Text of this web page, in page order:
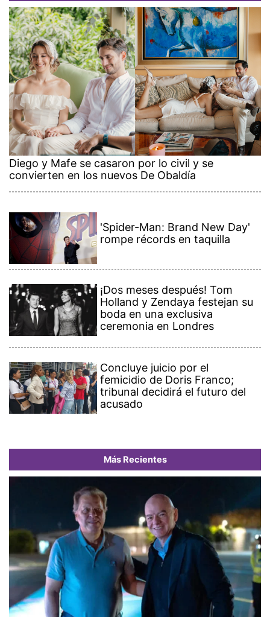
Diego y Mafe se casaron por lo civil y se
convierten en los nuevos De Obaldía
'Spider-Man: Brand New Day'
rompe récords en taquilla
¡Dos meses después! Tom
Holland y Zendaya festejan su
boda en una exclusiva
ceremonia en Londres
Concluye juicio por el
femicidio de Doris Franco;
tribunal decidirá el futuro del
acusado
Más Recientes